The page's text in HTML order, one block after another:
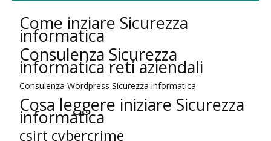
Come inziare Sicurezza
informatica
Consulenza Sicurezza
informatica reti aziendali
Consulenza Wordpress Sicurezza informatica
Cosa leggere iniziare Sicurezza
informatica
csirt cybercrime